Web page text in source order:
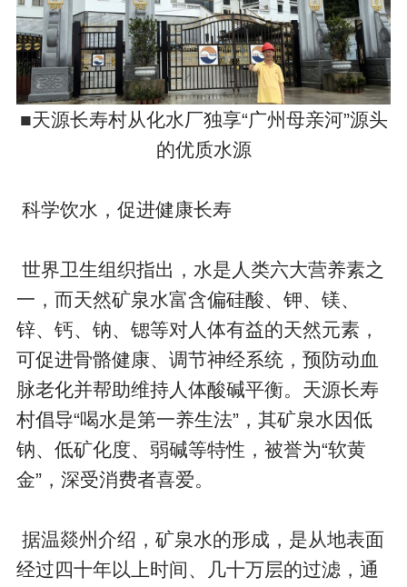
■天源长寿村从化水厂独享“广州母亲河”源头
的优质水源
​​​​​​​ 科学饮水，促进健康长寿
​​​​​​​ 世界卫生组织指出，水是人类六大营养素之
一，而天然矿泉水富含偏硅酸、钾、镁、
锌、钙、钠、锶等对人体有益的天然元素，
可促进骨骼健康、调节神经系统，预防动血
脉老化并帮助维持人体酸碱平衡。天源长寿
村倡导“喝水是第一养生法”，其矿泉水因低
钠、低矿化度、弱碱等特性，被誉为“软黄
金”，深受消费者喜爱。
​​​​​​​ 据温燚州介绍，矿泉水的形成，是从地表面
经过四十年以上时间、几十万层的过滤，通